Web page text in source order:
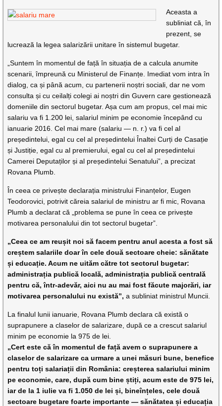
Aceasta a
subliniat că, în
prezent, se
lucrează la legea salarizării unitare în sistemul bugetar.
„Suntem în momentul de față în situația de a calcula anumite
scenarii, împreună cu Ministerul de Finanțe. Imediat vom intra în
dialog, ca și până acum, cu partenerii noștri sociali, dar ne vom
consulta și cu ceilalți colegi ai noștri din Guvern care gestionează
domeniile din sectorul bugetar. Așa cum am propus, cel mai mic
salariu va fi 1.200 lei, salariul minim pe economie începând cu
ianuarie 2016. Cel mai mare (salariu — n. r.) va fi cel al
președintelui, egal cu cel al președintelui Înaltei Curți de Casație
și Justiție, egal cu al premierului, egal cu cel al președintelui
Camerei Deputaților și al președintelui Senatului”, a precizat
Rovana Plumb.
În ceea ce privește declarația ministrului Finanțelor, Eugen
Teodorovici, potrivit căreia salariul de ministru ar fi mic, Rovana
Plumb a declarat că „problema se pune în ceea ce privește
motivarea personalului din tot sectorul bugetar”.
„Ceea ce am reușit noi să facem pentru anul acesta a fost să
creștem salariile doar în cele două sectoare cheie: sănătate
și educație. Acum ne uităm către tot sectorul bugetar:
administrația publică locală, administrația publică centrală
pentru că, într-adevăr, aici nu au mai fost făcute majorări, iar
motivarea personalului nu există”, a subliniat ministrul Muncii.
La finalul lunii ianuarie, Rovana Plumb declara că există o
suprapunere a claselor de salarizare, după ce a crescut salariul
minim pe economie la 975 de lei.
„Cert este că în momentul de față avem o suprapunere a
claselor de salarizare ca urmare a unei măsuri bune, benefice
pentru toți salariații din România: creșterea salariului minim
pe economie, care, după cum bine știți, acum este de 975 lei,
iar de la 1 iulie va fi 1.050 de lei și, bineînțeles, cele două
sectoare bugetare foarte importante — sănătatea și educația